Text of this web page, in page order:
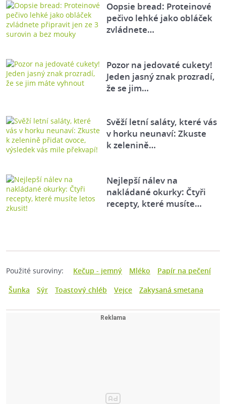
Oopsie bread: Proteinové
pečivo lehké jako obláček
zvládnete…
Pozor na jedovaté cukety!
Jeden jasný znak prozradí,
že se jim…
Svěží letní saláty, které vás
v horku neunaví: Zkuste
k zelenině…
Nejlepší nálev na
nakládané okurky: Čtyři
recepty, které musíte…
Použité suroviny: Kečup - jemný Mléko
Papír na pečení
Šunka
Sýr Toastový chléb Vejce Zakysaná smetana